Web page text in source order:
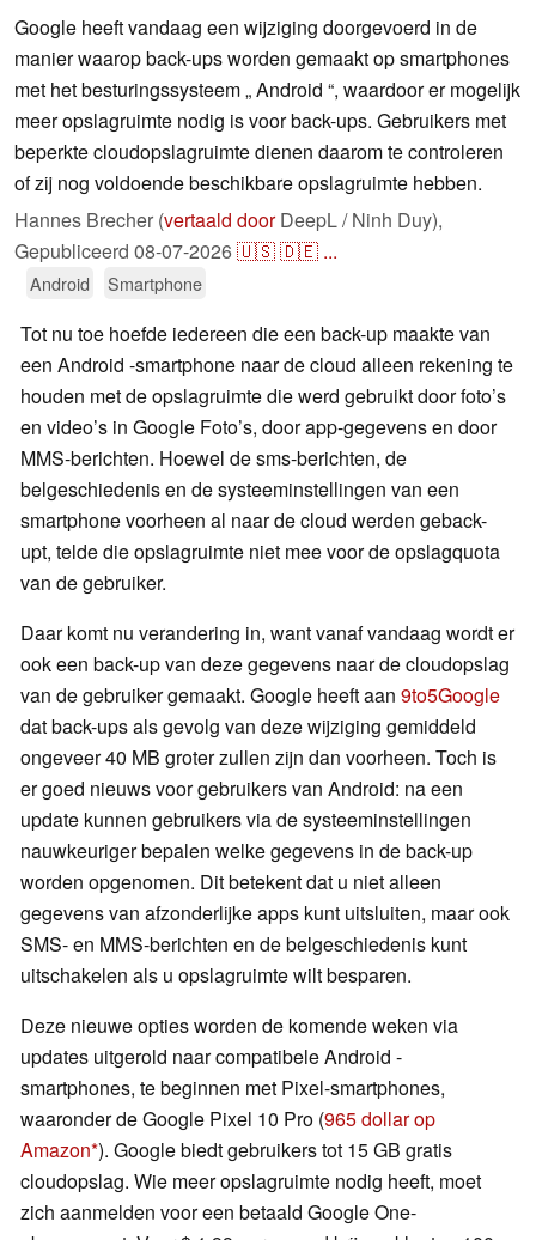
Google heeft vandaag een wijziging doorgevoerd in de
manier waarop back-ups worden gemaakt op smartphones
met het besturingssysteem „ Android “, waardoor er mogelijk
meer opslagruimte nodig is voor back-ups. Gebruikers met
beperkte cloudopslagruimte dienen daarom te controleren
of zij nog voldoende beschikbare opslagruimte hebben.
Hannes Brecher (vertaald doorDeepL / Ninh Duy),
Gepubliceerd 08-07-2026🇺🇸🇩🇪 ...
Android Smartphone
Tot nu toe hoefde iedereen die een back-up maakte van
een Android -smartphone naar de cloud alleen rekening te
houden met de opslagruimte die werd gebruikt door foto’s
en video’s in Google Foto’s, door app-gegevens en door
MMS-berichten. Hoewel de sms-berichten, de
belgeschiedenis en de systeeminstellingen van een
smartphone voorheen al naar de cloud werden geback-
upt, telde die opslagruimte niet mee voor de opslagquota
van de gebruiker.
Daar komt nu verandering in, want vanaf vandaag wordt er
ook een back-up van deze gegevens naar de cloudopslag
van de gebruiker gemaakt. Google heeft aan 9to5Google
dat back-ups als gevolg van deze wijziging gemiddeld
ongeveer 40 MB groter zullen zijn dan voorheen. Toch is
er goed nieuws voor gebruikers van Android: na een
update kunnen gebruikers via de systeeminstellingen
nauwkeuriger bepalen welke gegevens in de back-up
worden opgenomen. Dit betekent dat u niet alleen
gegevens van afzonderlijke apps kunt uitsluiten, maar ook
SMS- en MMS-berichten en de belgeschiedenis kunt
uitschakelen als u opslagruimte wilt besparen.
Deze nieuwe opties worden de komende weken via
updates uitgerold naar compatibele Android -
smartphones, te beginnen met Pixel-smartphones,
waaronder de Google Pixel 10 Pro (965 dollar op
Amazon ). Google biedt gebruikers tot 15 GB gratis
cloudopslag. Wie meer opslagruimte nodig heeft, moet
zich aanmelden voor een betaald Google One-